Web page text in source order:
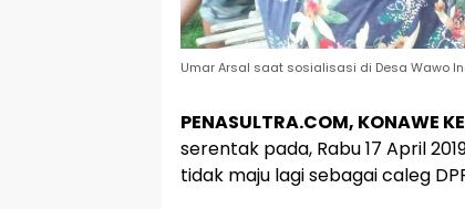
Umar Arsal saat sosialisasi di Desa Wawo
PENASULTRA.COM, KONAWE
serentak pada, Rabu 17 April
tidak maju lagi sebagai caleg